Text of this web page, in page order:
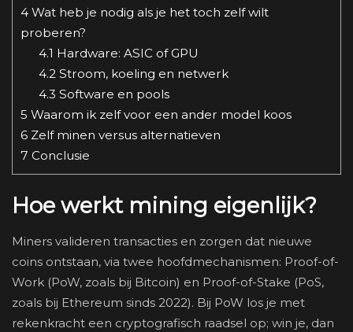
4 Wat heb je nodig als je het toch zelf wilt
proberen?
4.1 Hardware: ASIC of GPU
4.2Stroom, koeling en netwerk
4.3 Software en pools
5 Waarom ik zelf voor een ander model koos
6 Zelf minen versus alternatieven
7 Conclusie
Hoe werkt mining eigenlijk?
Miners valideren transacties en zorgen dat nieuwe
coins ontstaan, via twee hoofdmechanismen: Proof-of-
Work (PoW, zoals bij Bitcoin) en Proof-of-Stake (PoS,
zoals bij Ethereum sinds 2022). Bij PoW los je met
rekenkracht een cryptografisch raadsel op; win je, dan